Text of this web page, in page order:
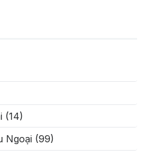
(14)
Ngoại (99)